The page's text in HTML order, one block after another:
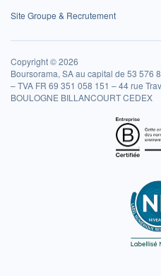
Site Groupe & Recrutement
Copyright © 2026
Boursorama, SA au capital de 53 576
– TVA FR 69 351 058 151 – 44 rue
BOULOGNE BILLANCOURT CEDEX